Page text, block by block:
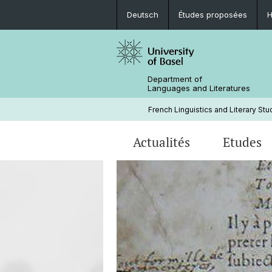
Deutsch Études proposées
Department of
Languages and Literatures
French Linguistics and Literary
Actualités
Evénements
Etudes
Bachelor - BA
Littérature
Linguistique
Littérature
Personnes
Fachgruppe